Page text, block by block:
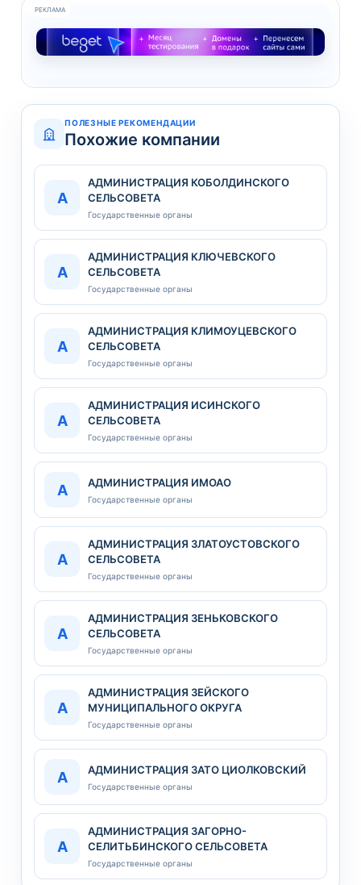
РЕКЛАМА
ПОЛЕЗНЫЕ РЕКОМЕНДАЦИИ
Похожие компании
А
АДМИНИСТРАЦИЯ КОБОЛДИНСКОГО
СЕЛЬСОВЕТА
Государственные органы
А
АДМИНИСТРАЦИЯ КЛЮЧЕВСКОГО
СЕЛЬСОВЕТА
Государственные органы
А
АДМИНИСТРАЦИЯ КЛИМОУЦЕВСКОГО
СЕЛЬСОВЕТА
Государственные органы
А
АДМИНИСТРАЦИЯ ИСИНСКОГО
СЕЛЬСОВЕТА
Государственные органы
А АДМИНИСТРАЦИЯ ИМОАО
Государственные органы
А
АДМИНИСТРАЦИЯ ЗЛАТОУСТОВСКОГО
СЕЛЬСОВЕТА
Государственные органы
А
АДМИНИСТРАЦИЯ ЗЕНЬКОВСКОГО
СЕЛЬСОВЕТА
Государственные органы
А
АДМИНИСТРАЦИЯ ЗЕЙСКОГО
МУНИЦИПАЛЬНОГО ОКРУГА
Государственные органы
А АДМИНИСТРАЦИЯ ЗАТО ЦИОЛКОВСКИЙ
Государственные органы
А
АДМИНИСТРАЦИЯ ЗАГОРНО-
СЕЛИТЬБИНСКОГО СЕЛЬСОВЕТА
Государственные органы